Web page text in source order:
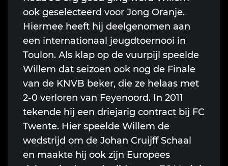
ook geselecteerd voor Jong Oranje.
Hiermee heeft hij deelgenomen aan
een internationaal jeugdtoernooi in
Toulon. Als klap op de vuurpijl speelde
Willem dat seizoen ook nog de Finale
van de KNVB beker, die ze helaas met
2-0 verloren van Feyenoord. In 2011
tekende hij een driejarig contract bij FC
Twente. Hier speelde Willem de
wedstrijd om de Johan Cruijff Schaal
en maakte hij ook zijn Europees